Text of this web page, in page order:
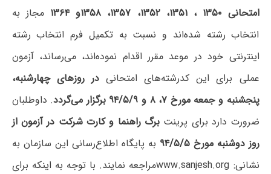
امتحانی ۱۳۵۰ ، ۱۳۵۱، ۱۳۵۲، ۱۳۵۷، ۱۳۵۸و ۱۳۶۴
مجاز به
انتخاب رشته شده‌اند و نسبت به تکمیل فرم انتخاب رشته
اینترنتی خود در موعد مقرر اقدام نموده‌اند، می‌رساند، آزمون
عملی برای این کدرشته‌های امتحانیدر روزهای چهارشنبه،
پنجشنبه و جمعه مورخ ۷، ۸ و ۹۴/۵/۹ برگزار می‌گردد
. داوطلبان
ضرورت دارد برای پرینت برگ راهنما و کارت شرکت در آزمون از
روز دوشنبه مورخ ۹۴/۵/۵
به پایگاه اطلاع‌رسانی این سازمان به
نشانی: www.sanjesh.orgمراجعه نمایند. با توجه به اینکه برای